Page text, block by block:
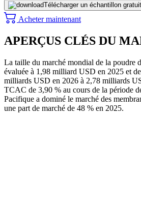
Télécharger un échantillon gratuit
Acheter maintenant
APERÇUS CLÉS DU
La taille du marché mondial de la poudre
évaluée à 1,98 milliard USD en 2025 et
milliards USD en 2026 à 2,78 milliards
TCAC de 3,90 % au cours de la période
Pacifique a dominé le marché des
une part de marché de 48 % en 2025.